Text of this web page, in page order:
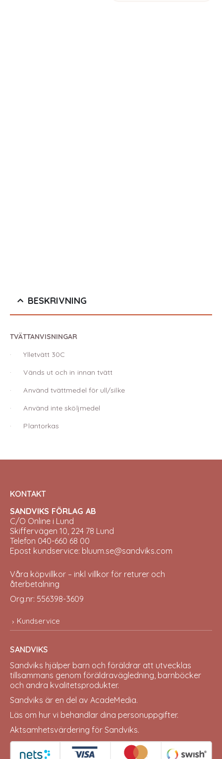
BESKRIVNING
TVÄTTANVISNINGAR
· Ylletvätt 30C
· Vänds ut och in innan tvätt
· Använd tvättmedel för ull/silke
· Använd inte sköljmedel
· Plantorkas
KONTAKT
SANDVIKS FÖRLAG AB
C/O Online i Lund
Skiffervägen 10, 224 78 Lund
Telefon 040-660 68 00
Epost kundservice: bluum.se@sandviks.com
Våra köpvillkor – inkl villkor för returer och
återbetalning
Org.nr: 556398-3609
Kundservice
SANDVIKS
Sandviks hjälper barn och föräldrar att utvecklas
tillsammans genom föräldravägledning, barnböcker
och andra kvalitetsprodukter.
Sandviks är en del av AcadeMedia.
Läs om hur vi behandlar dina personuppgifter.
Aktsamhetsvärdering för Sandviks.